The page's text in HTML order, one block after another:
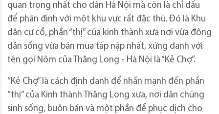
quan trọng nhất cho dân Hà Nội mà còn là chỉ dấu
để phân định với một khu vực rất đặc thù. Đó là Khu
dân cư cổ, phần “thị” của kinh thành xưa nơi vừa đông
dân sống vừa bán mua tấp nập nhất, xứng danh với
tên gọi Nôm của Thăng Long - Hà Nội là “Kẻ Chợ”.
“Kẻ Chợ” là cách định danh để nhấn mạnh đến phần
“thị” của Kinh thành Thăng Long xưa, nơi dân chúng
sinh sống, buôn bán và một phần để phục dịch cho